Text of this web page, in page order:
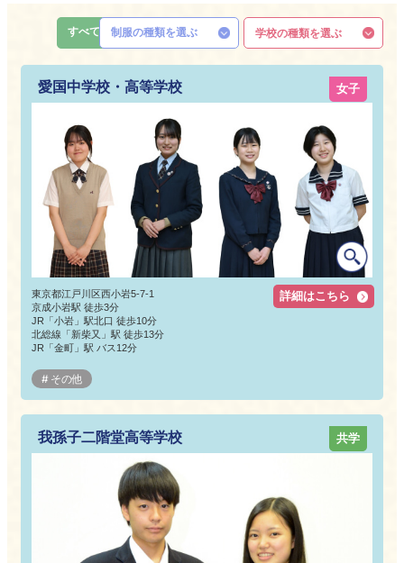
すべて 制服の種類を選ぶ 学校の種類を選ぶ
愛国中学校・高等学校
東京都江戸川区西小岩5-7-1
京成小岩駅 徒歩3分
JR「小岩」駅北口 徒歩10分
北総線「新柴又」駅 徒歩13分
JR「金町」駅 バス12分
その他
女子
詳細はこちら
我孫子二階堂高等学校 共学